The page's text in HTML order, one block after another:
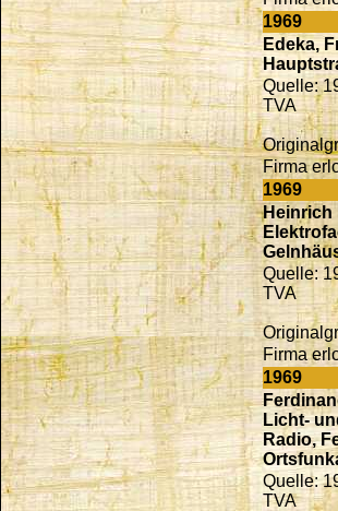
1969
Edeka,
Quelle:
TVA
Firma
1969
Heinrich
Quelle:
TVA
Firma
1969
Licht-
Radio,
Quelle:
TVA